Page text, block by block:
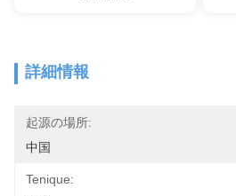
詳細情報
起源の場所:
中国
Tenique: